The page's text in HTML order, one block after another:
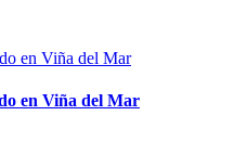
en Viña del Mar